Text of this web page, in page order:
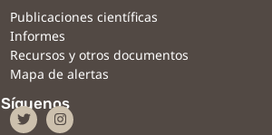
Publicaciones científicas
Informes
Recursos y otros documentos
Mapa de alertas
Síguenos